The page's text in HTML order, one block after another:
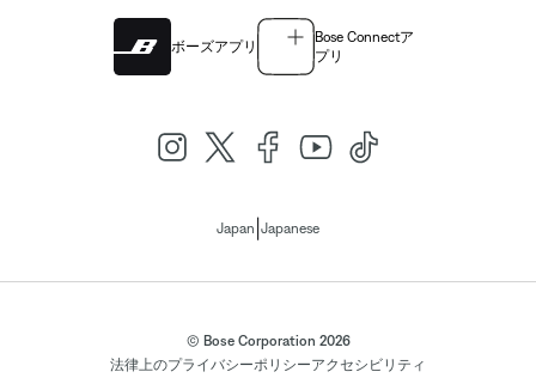
ボーズアプリ
Bose Connectア
プリ
Japan Japanese
© Bose Corporation 2026
法律上のプライバシーポリシーアクセシビリティ